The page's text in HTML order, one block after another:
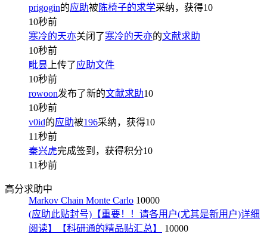
prigogin的应助被陈椅子的求学采纳，获得10
10秒前
寒冷的天亦关闭了寒冷的天亦的文献求助
10秒前
毗昙 上传了应助文件
10秒前
rowoon发布了新的文献求助10
10秒前
v0id的应助被196采纳，获得10
11秒前
秦兴虎完成签到，获得积分10
11秒前
高分求助中
Markov Chain Monte Carlo 10000
(应助此贴封号)【重要！！请各用户(尤其是新用户)详细
阅读】【科研通的精品贴汇总】
10000